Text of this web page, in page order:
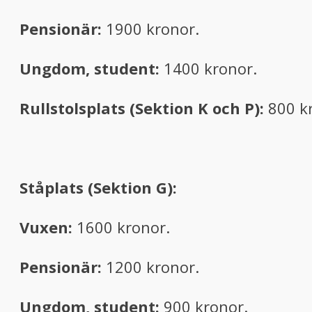
Pensionär: 1900 kronor.
Ungdom, student: 1400 kronor.
Rullstolsplats (Sektion K och P): 800
Ståplats (Sektion G):
Vuxen: 1600 kronor.
Pensionär: 1200 kronor.
Ungdom, student: 900 kronor.